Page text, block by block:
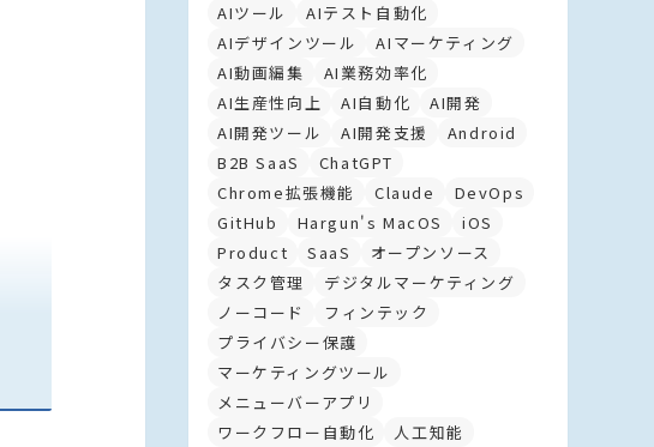
AIツール
AIテスト自動化
AIデザインツール
AIマーケティング
AI動画編集
AI業務効率化
AI生産性向上
AI自動化
AI開発
AI開発ツール
AI開発支援
Android
B2B SaaS
ChatGPT
Chrome拡張機能
Claude
DevOps
GitHub
Hargun's MacOS
iOS
Product
SaaS
オープンソース
タスク管理
デジタルマーケティング
ノーコード
フィンテック
プライバシー保護
マーケティングツール
メニューバーアプリ
ワークフロー自動化
人工知能